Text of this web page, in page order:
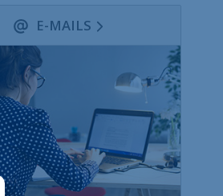
Contacto
Ofertas de empleo
Mapa del sitio
Aviso legal
E-MAILS